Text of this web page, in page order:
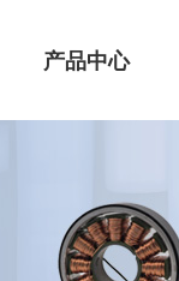
产品中心